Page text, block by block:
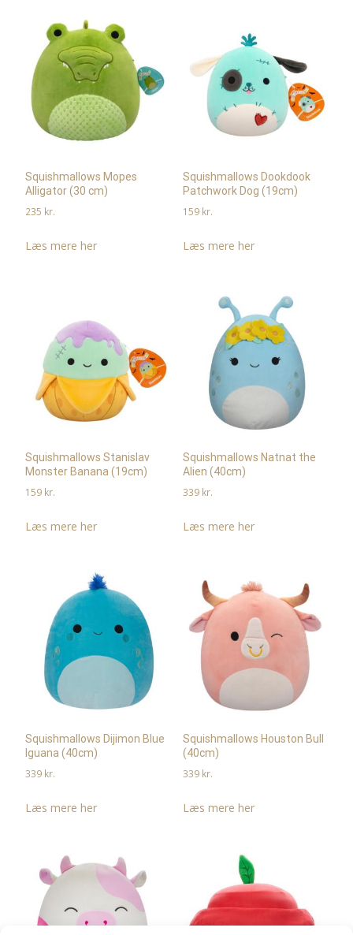
Squishmallows Mopes
Alligator (30 cm)
235 kr.
Læs mere her
Squishmallows Dookdook
Patchwork Dog (19cm)
159 kr.
Læs mere her
Squishmallows Stanislav
Monster Banana (19cm)
159 kr.
Læs mere her
Squishmallows Natnat the
Alien (40cm)
339 kr.
Læs mere her
Squishmallows Dijimon Blue
Iguana (40cm)
339 kr.
Læs mere her
Squishmallows Houston Bull
(40cm)
339 kr.
Læs mere her